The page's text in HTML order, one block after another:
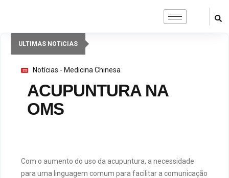
ULTIMAS NOTíCIAS
Notícias - Medicina Chinesa
ACUPUNTURA NA
OMS
Com o aumento do uso da acupuntura, a necessidade
para uma linguagem comum para facilitar a comunicação